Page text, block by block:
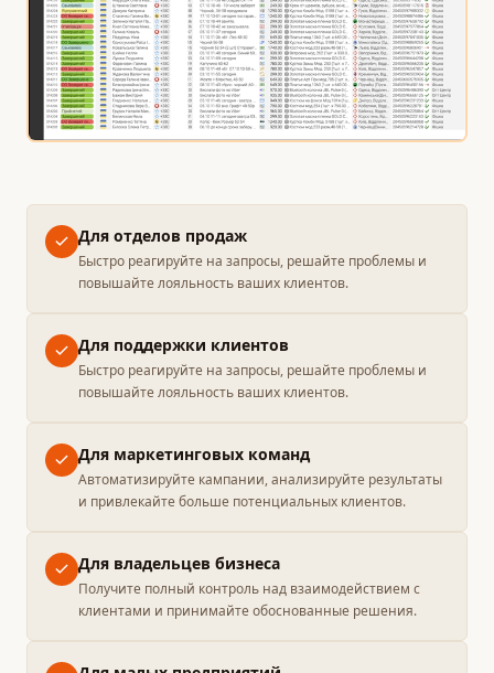
Для отделов продаж
Быстро реагируйте на запросы, решайте проблемы и
повышайте лояльность ваших клиентов.
Для поддержки клиентов
Быстро реагируйте на запросы, решайте проблемы и
повышайте лояльность ваших клиентов.
Для маркетинговых команд
Автоматизируйте кампании, анализируйте результаты
и привлекайте больше потенциальных клиентов.
Для владельцев бизнеса
Получите полный контроль над взаимодействием с
клиентами и принимайте обоснованные решения.